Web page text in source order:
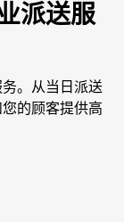
派送服
。从当日派送
的顾客提供高